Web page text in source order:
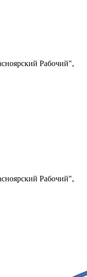
Рабочий",
Рабочий",